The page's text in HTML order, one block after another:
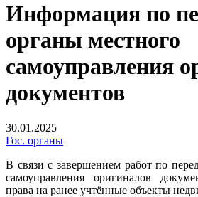
Информация по
органы местного
самоуправления
документов
30.01.2025
Гос. органы
В связи с завершением работ по
самоуправления оригиналов
права на ранее учтённые объекты